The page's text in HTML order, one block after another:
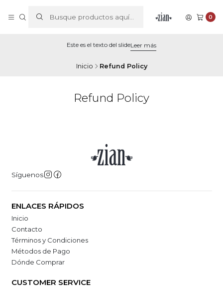
0
Este es el texto del slideLeer más
Inicio Refund Policy
Refund Policy
Síguenos
ENLACES RÁPIDOS
Inicio
Contacto
Términos y Condiciones
Métodos de Pago
Dónde Comprar
CUSTOMER SERVICE